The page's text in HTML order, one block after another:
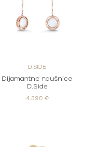
D.SIDE
Dijamantne naušnice
D.Side
4.390 €